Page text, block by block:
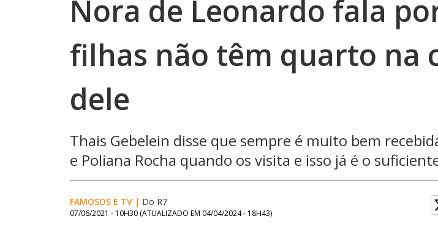
Nora de Leonardo fala
filhas não têm quarto na
dele
Thais Gebelein disse que sempre é muito bem
e Poliana Rocha quando os visita e isso já é o
FAMOSOS E TV | Do R7
07/06/2021 - 10H30 (ATUALIZADO EM 04/04/2024 - 18H43)